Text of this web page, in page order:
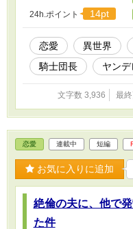
24h.ポイント 14pt
恋愛 異世界
騎士団長
ヤン
文字数 3,936 最
恋愛 連載中 短編
お気に入りに追加
絶倫の夫に、他で
た件